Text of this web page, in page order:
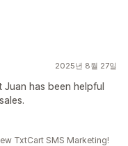
2025년 8월 27일
has been helpful
TxtCart SMS Marketing!